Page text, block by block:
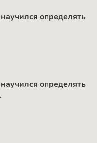
определять
определять